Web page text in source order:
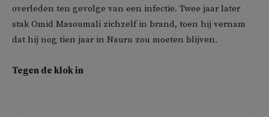
overleden ten gevolge van een infectie. Twee jaar later
stak Omid Masoumali zichzelf in brand, toen hij vernam
dat hij nog tien jaar in Nauru zou moeten blijven.
Tegen de klok in